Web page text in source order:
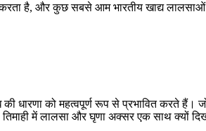
करता है, और कुछ सबसे आम भारतीय खाद्य
धारणा को महत्वपूर्ण रूप से प्रभावित करते हैं।
में लालसा और घृणा अक्सर एक साथ क्यों